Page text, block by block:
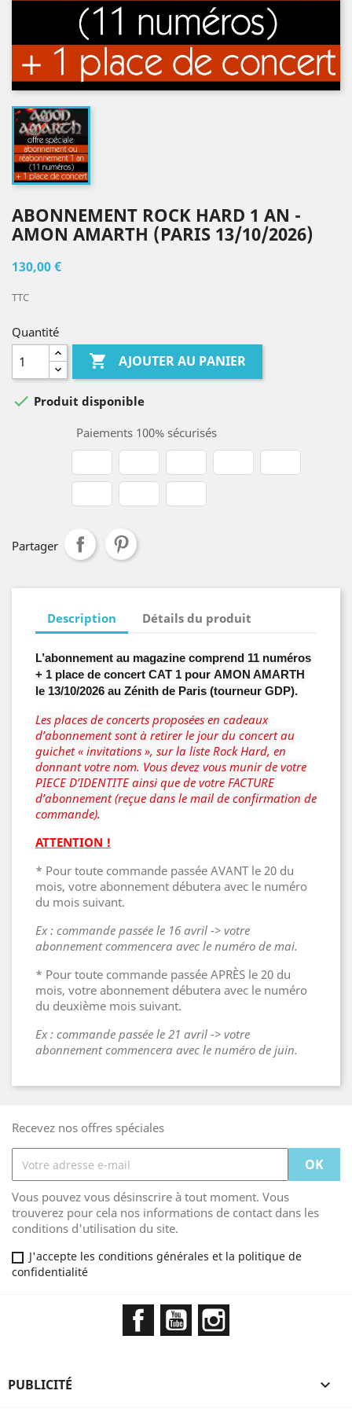
ABONNEMENT ROCK HARD 1 AN -
AMON AMARTH (PARIS 13/10/2026)
130,00 €
TTC
Quantité
 AJOUTER AU PANIER
 Produit disponible
Paiements 100% sécurisés
Partager
Description Détails du produit
L’abonnement au magazine comprend 11 numéros
+ 1 place de concert CAT 1 pour AMON AMARTH
le 13/10/2026 au Zénith de Paris (tourneur GDP).
Les places de concerts proposées en cadeaux
d’abonnement sont à retirer le jour du concert au
guichet « invitations », sur la liste Rock Hard, en
donnant votre nom. Vous devez vous munir de votre
PIECE D’IDENTITE ainsi que de votre FACTURE
d’abonnement (reçue dans le mail de confirmation de
commande).
ATTENTION !
* Pour toute commande passée AVANT le 20 du
mois, votre abonnement débutera avec le numéro
du mois suivant.
Ex : commande passée le 16 avril -> votre
abonnement commencera avec le numéro de mai.
* Pour toute commande passée APRÈS le 20 du
mois, votre abonnement débutera avec le numéro
du deuxième mois suivant.
Ex : commande passée le 21 avril -> votre
abonnement commencera avec le numéro de juin.
Recevez nos offres spéciales
Vous pouvez vous désinscrire à tout moment. Vous
trouverez pour cela nos informations de contact dans les
conditions d'utilisation du site.
J'accepte les conditions générales et la politique de
confidentialité
FacebookYouTube
PUBLICITÉ 